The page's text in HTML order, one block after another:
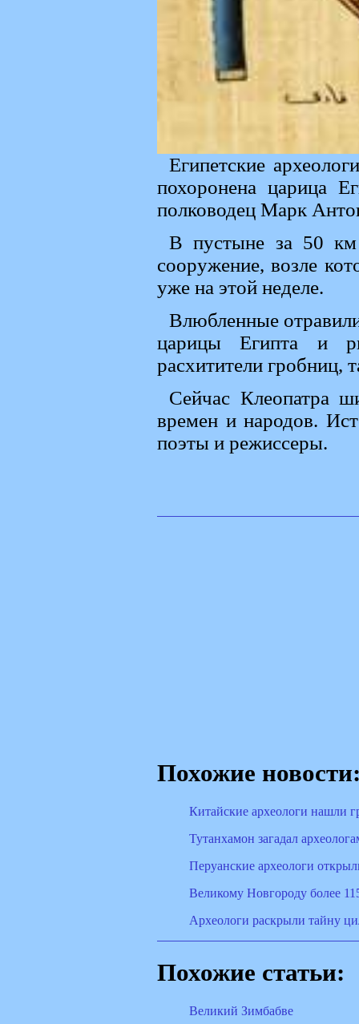
Египетские
похоронена царица
полководец Марк
В пустыне за 50 км
сооружение, возле
уже на этой неделе.
Влюбленные
царицы Египта и
расхитители гробниц,
Сейчас Клеопатра
времен и народов.
поэты и режиссеры.
Похожие
Китайские археологи нашли
Тутанхамон загадал
Перуанские археологи
Великому Новгороду более
Археологи раскрыли тайну
Похожие статьи:
Великий Зимбабве